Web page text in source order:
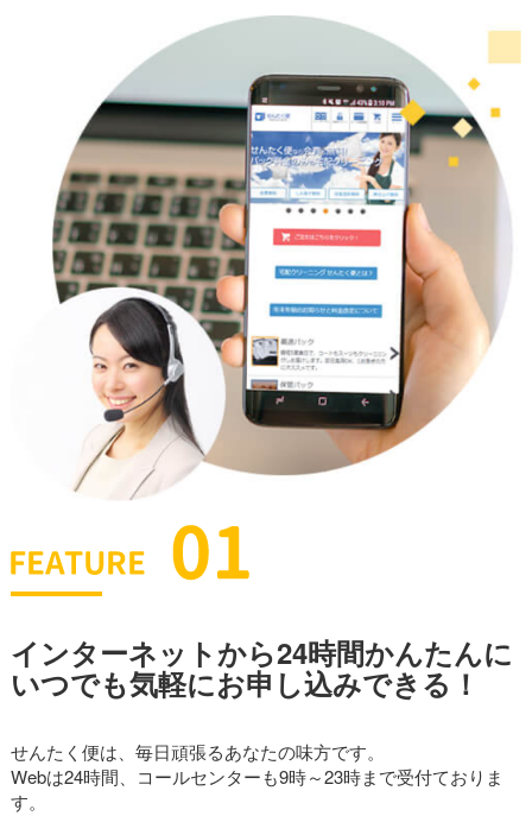
インターネットから24時間かんたんに
いつでも気軽にお申し込みできる！
せんたく便は、毎日頑張るあなたの味方です。
Webは24時間、コールセンターも9時～23時まで受付ておりま
す。